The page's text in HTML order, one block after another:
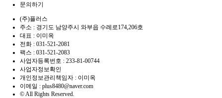
문의하기
(주)플러스
주소 : 경기도 남양주시 와부읍 수레로174,206호
대표 : 이미옥
전화 : 031-521-2081
팩스 : 031-521-2083
사업자등록번호 : 233-81-00744
사업자정보확인
개인정보관리책임자 : 이미옥
이메일 : plus8480@naver.com
© All Rights Reserved.